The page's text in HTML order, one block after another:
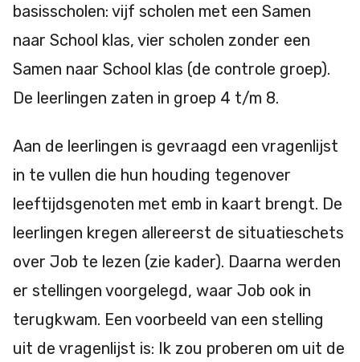
basisscholen: vijf scholen met een Samen
naar School klas, vier scholen zonder een
Samen naar School klas (de controle groep).
De leerlingen zaten in groep 4 t/m 8.
Aan de leerlingen is gevraagd een vragenlijst
in te vullen die hun houding tegenover
leeftijdsgenoten met emb in kaart brengt. De
leerlingen kregen allereerst de situatieschets
over Job te lezen (zie kader). Daarna werden
er stellingen voorgelegd, waar Job ook in
terugkwam. Een voorbeeld van een stelling
uit de vragenlijst is: Ik zou proberen om uit de